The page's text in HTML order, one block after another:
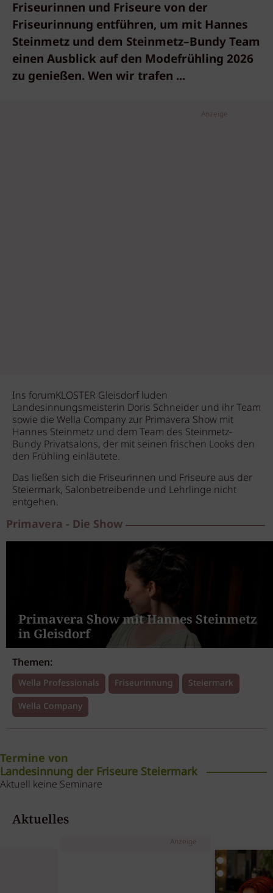
Friseurinnen und Friseure von der
Friseurinnung entführen, um mit Hannes
Steinmetz und dem Steinmetz–Bundy Team
einen Ausblick auf den Modefrühling 2026
zu genießen. Wen wir trafen ...
Anzeige
Ins forumKLOSTER Gleisdorf luden
Landesinnungsmeisterin Doris Schneider und ihr Team
sowie die Wella Company zur Primavera Show mit
Hannes Steinmetz und dem Team des Steinmetz-
Bundy Privatsalons, der mit seinen frischen Looks den
den Frühling einläutete.
Das ließen sich die Friseurinnen und Friseure aus der
Steiermark, Salonbetreibende und Lehrlinge nicht
entgehen.
Primavera - Die Show
Primavera Show mit Hannes Steinmetz
in Gleisdorf
Themen:
Wella Professionals Friseurinnung
Steiermark
Wella Company
Termine von
Landesinnung der Friseure Steiermark
Aktuell keine Seminare
Aktuelles
Anzeige